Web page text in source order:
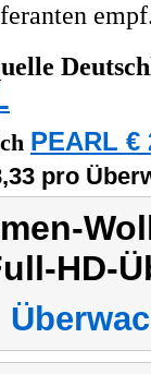
PEARL €
pro
HD-